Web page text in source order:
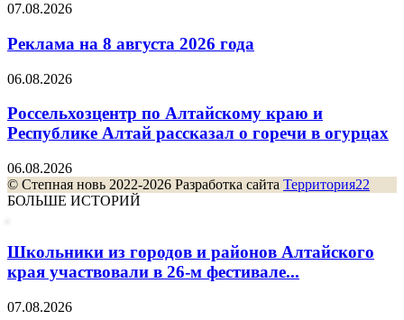
07.08.2026
Реклама на 8 августа 2026 года
06.08.2026
Россельхозцентр по Алтайскому краю и
Республике Алтай рассказал о горечи в огурцах
06.08.2026
© Степная новь 2022-2026 Разработка сайта Территория22
БОЛЬШЕ ИСТОРИЙ
Школьники из городов и районов Алтайского
края участвовали в 26-м фестивале...
07.08.2026